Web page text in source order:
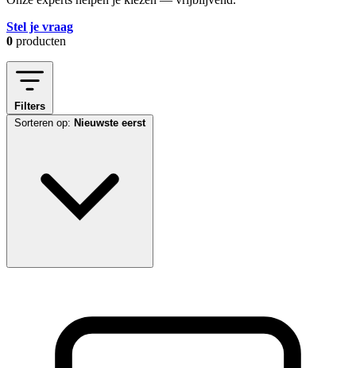
Stel je vraag
0 producten
Filters
Sorteren op: Nieuwste eerst